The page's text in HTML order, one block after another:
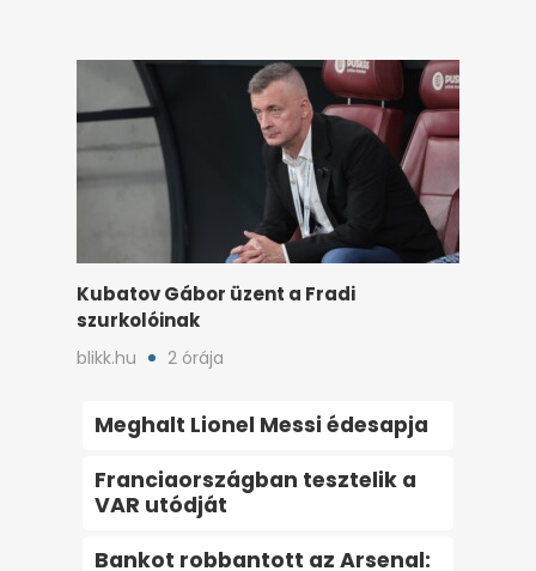
Kubatov Gábor üzent a Fradi
szurkolóinak
blikk.hu 2 órája
Meghalt Lionel Messi édesapja
Franciaországban tesztelik a
VAR utódját
Bankot robbantott az Arsenal: